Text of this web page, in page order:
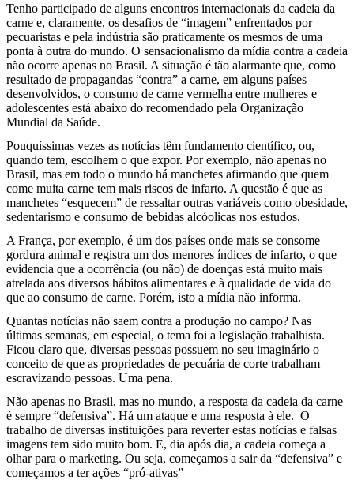
Tenho participado de alguns encontros internacionais da cadeia da
carne e, claramente, os desafios de “imagem” enfrentados por
pecuaristas e pela indústria são praticamente os mesmos de uma
ponta à outra do mundo. O sensacionalismo da mídia contra a cadeia
não ocorre apenas no Brasil. A situação é tão alarmante que, como
resultado de propagandas “contra” a carne, em alguns países
desenvolvidos, o consumo de carne vermelha entre mulheres e
adolescentes está abaixo do recomendado pela Organização
Mundial da Saúde.
Pouquíssimas vezes as notícias têm fundamento científico, ou,
quando tem, escolhem o que expor. Por exemplo, não apenas no
Brasil, mas em todo o mundo há manchetes afirmando que quem
come muita carne tem mais riscos de infarto. A questão é que as
manchetes “esquecem” de ressaltar outras variáveis como obesidade,
sedentarismo e consumo de bebidas alcóolicas nos estudos.
A França, por exemplo, é um dos países onde mais se consome
gordura animal e registra um dos menores índices de infarto, o que
evidencia que a ocorrência (ou não) de doenças está muito mais
atrelada aos diversos hábitos alimentares e à qualidade de vida do
que ao consumo de carne. Porém, isto a mídia não informa.
Quantas notícias não saem contra a produção no campo? Nas
últimas semanas, em especial, o tema foi a legislação trabalhista.
Ficou claro que, diversas pessoas possuem no seu imaginário o
conceito de que as propriedades de pecuária de corte trabalham
escravizando pessoas. Uma pena.
Não apenas no Brasil, mas no mundo, a resposta da cadeia da carne
é sempre “defensiva”. Há um ataque e uma resposta à ele. O
trabalho de diversas instituições para reverter estas notícias e falsas
imagens tem sido muito bom. E, dia após dia, a cadeia começa a
olhar para o marketing. Ou seja, começamos a sair da “defensiva” e
começamos a ter ações “pró-ativas”